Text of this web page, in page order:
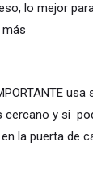
lo mejor
más
usa
cercano y si
la puerta de